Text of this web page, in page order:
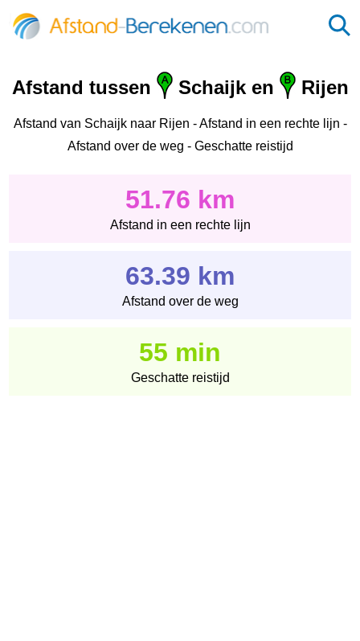
Afstand tussen Schaijk en Rijen
Afstand van Schaijk naar Rijen - Afstand in een rechte lijn -
Afstand over de weg - Geschatte reistijd
51.76 km
Afstand in een rechte lijn
63.39 km
Afstand over de weg
55 min
Geschatte reistijd